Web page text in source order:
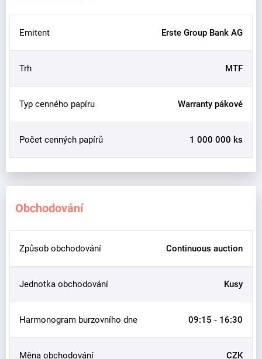
Emitent Erste Group Bank AG
Trh MTF
Typ cenného papíru Warranty pákové
Počet cenných papírů 1 000 000 ks
Obchodování
Způsob obchodování Continuous auction
Jednotka obchodování Kusy
Harmonogram burzovního dne 09:15 - 16:30
Měna obchodování CZK